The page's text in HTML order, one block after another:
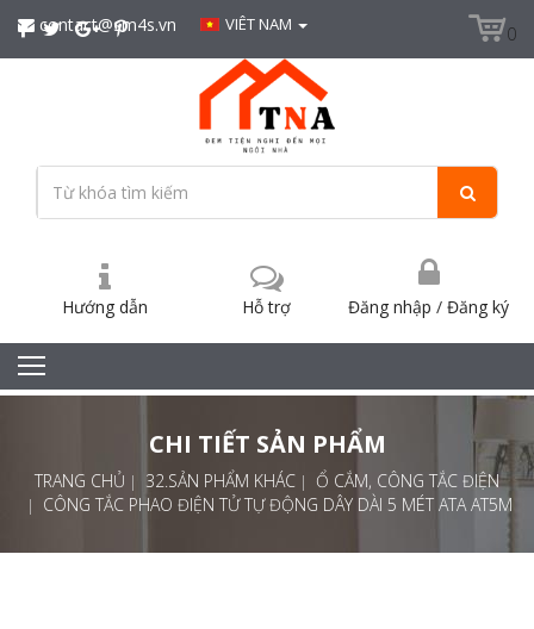
contact@sm4s.vn VIÊT NAM 0
Đăng nhập/Đăng ký
Hướng dẫn Hỗ trợ
CHI TIẾT SẢN PHẨM
TRANG CHỦ 32.SẢN PHẨM KHÁC
Ổ CẮM, CÔNG TẮC ĐIỆN
CÔNG TẮC PHAO ĐIỆN TỬ TỰ ĐỘNG DÂY DÀI 5 MÉT ATA AT5M